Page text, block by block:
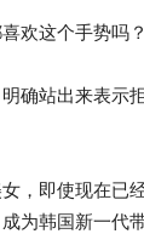
欢这个手势吗？
明确站出来表
，即使现在已
为韩国新一代带